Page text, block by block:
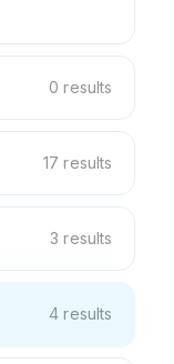
0 results
17 results
3 results
4 results